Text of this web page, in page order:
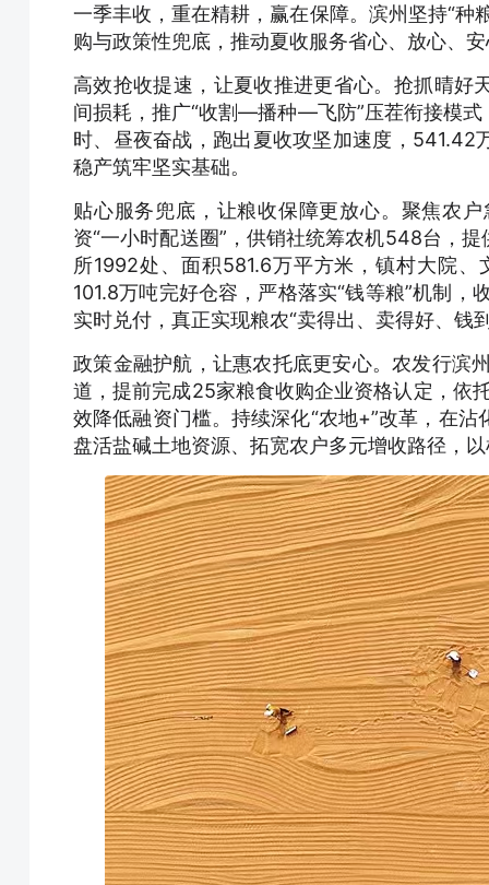
一季丰收，重在精耕，赢在保障。滨州坚持“种
购与政策性兜底，推动夏收服务省心、放心、
高效抢收提速，让夏收推进更省心。抢抓晴好
间损耗，推广“收割—播种—飞防”压茬衔接模
时、昼夜奋战，跑出夏收攻坚加速度，541.42
稳产筑牢坚实基础。
贴心服务兜底，让粮收保障更放心。聚焦农
资“一小时配送圈”，供销社统筹农机548台，
所1992处、面积581.6万平方米，镇村大院
101.8万吨完好仓容，严格落实“钱等粮”机制，
实时兑付，真正实现粮农“卖得出、卖得好、钱
政策金融护航，让惠农托底更安心。农发行滨
道，提前完成25家粮食收购企业资格认定，依
效降低融资门槛。持续深化“农地+”改革，在
盘活盐碱土地资源、拓宽农户多元增收路径，